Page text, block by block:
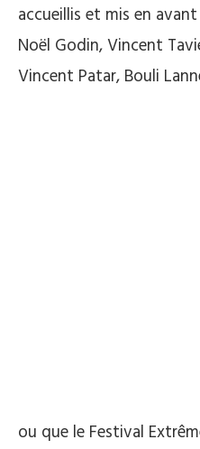
accueillis et mis en
Noël Godin, Vincent
Vincent Patar, Bouli
ou que le Festival